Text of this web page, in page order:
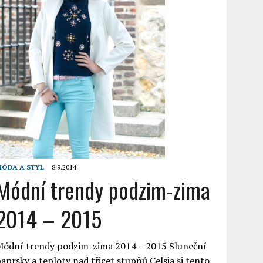
A STYL 8.9.2014
trendy podzim-zima
– 2015
trendy podzim-zima 2014 – 2015 Sluneční